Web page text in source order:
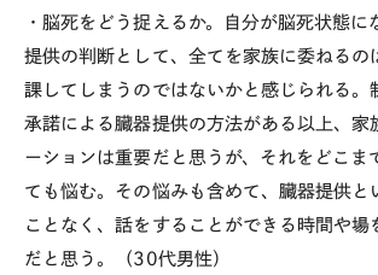
・脳死をどう捉えるか。自分が脳死状態に
提供の判断として、全てを家族に委ねるの
課してしまうのではないかと感じられる。
承諾による臓器提供の方法がある以上、家
ーションは重要だと思うが、それをどこま
ても悩む。その悩みも含めて、臓器提供と
ことなく、話をすることができる時間や場
だと思う。（30代男性）